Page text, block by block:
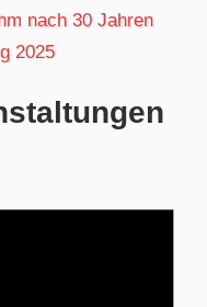
nach 30 Jahren
2025